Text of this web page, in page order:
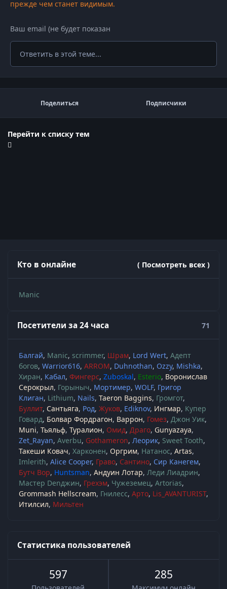
прежде чем станет видимым.
Ответить в этой теме...
Поделиться Подписчики
Перейти к списку тем
Кто в онлайне ( Посмотреть всех )
Manic
Посетители за 24 часа 71
Балгай Manic scrimmer Шрам Lord Wert Адепт
богов Warrior616 ARROM Duhnothan Ozzy Mishka
Хиран Кабал Фингерс Zuboskal Esterio Воронислав
Серокрыл Горыныч Мортимер WOLF Григор
Клиган Lithium Nails Taeron Baggins Громгот
Буллит Сантьяга Род Жуков Ediknov Ингмар Купер
Говард Болвар Фордрагон Варрон Гомез Джон Уик
Muni Тьяльф Туралион Омид Драго Gunyazaya
Zet_Rayan Averbu Gothameron Леорик Sweet Tooth
Такеши Ковач Харконен Оргрим Натанос Artas
Imlerith Alice Cooper Граво Сантино Сир Канегем
Бутч Вор Huntsman Андуин Лотар Леди Лиадрин
Мастер Denджин Грехэм Чужеземец Artorias
Grommash Hellscream Гнилесс Арто Lis_AVANTURIST
Итилсил Мильтен
Статистика пользователей
597 285